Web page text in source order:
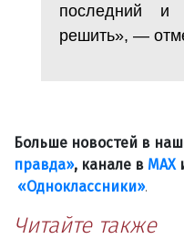
последний
решить», —
Больше новостей в
правда», канале в МАХ
«Одноклассники».
Читайте также